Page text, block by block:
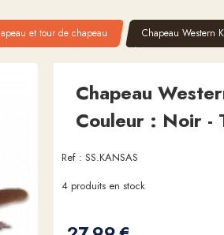
et tour de chapeau Chapeau Western
Chapeau
Couleur : Noir -
Ref : SS.KANSAS
4 produits en stock